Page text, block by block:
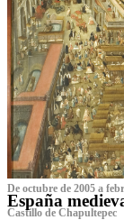
De octubre de 2005 a
España
Castillo de Chapultepec